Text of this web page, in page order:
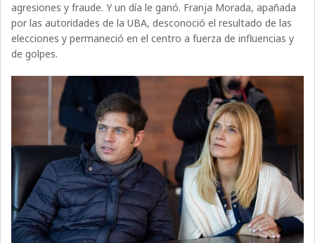
agresiones y fraude. Y un día le ganó. Franja Morada, apañada
por las autoridades de la UBA, desconoció el resultado de las
elecciones y permaneció en el centro a fuerza de influencias y
de golpes.